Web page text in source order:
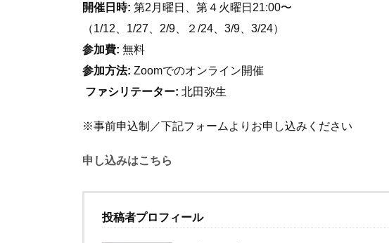
開催日時: 第2月曜日、第４火曜日21:00〜
（1/12、1/27、2/9、２/24、3/9、3/24）
参加費: 無料
参加方法: Zoomでのオンライン開催
ファシリテーター: 北田弥生
※事前申込制／下記フォームよりお申し込みください
申し込みはこちら
投稿者プロフィール